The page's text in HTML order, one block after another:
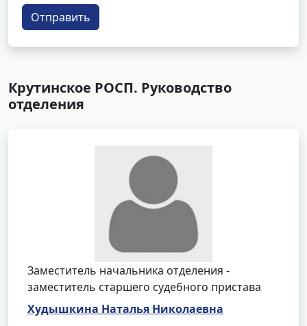
Отправить
Крутинское РОСП. Руководство
отделения
Заместитель начальника отделения -
заместитель старшего судебного пристава
Худышкина Наталья Николаевна